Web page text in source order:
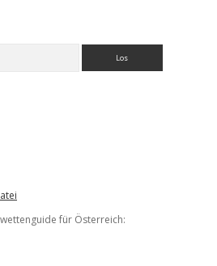
für Österreich: